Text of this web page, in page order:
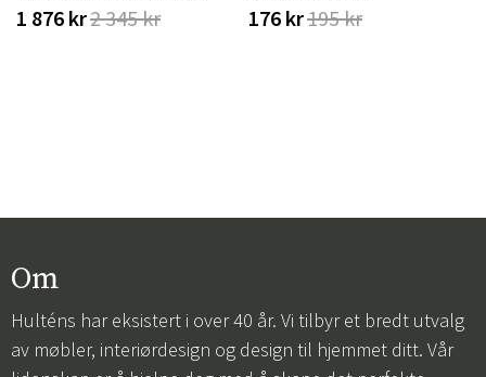
1 876 kr2 345 kr 176 kr195 kr
Om
Hulténs har eksistert i over 40 år. Vi tilbyr et bredt utvalg
av møbler, interiørdesign og design til hjemmet ditt. Vår